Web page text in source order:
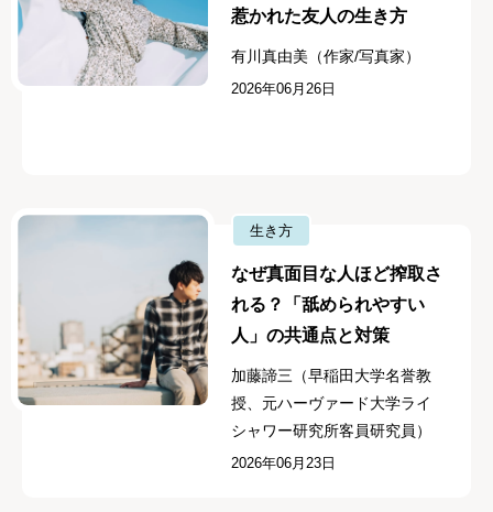
惹かれた友人の生き方
有川真由美（作家/写真家）
2026年06月26日
生き方
なぜ真面目な人ほど搾取さ
れる？「舐められやすい
人」の共通点と対策
加藤諦三（早稲田大学名誉教
授、元ハーヴァード大学ライ
シャワー研究所客員研究員）
2026年06月23日